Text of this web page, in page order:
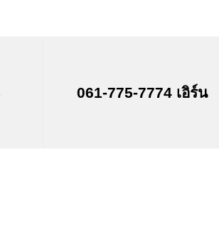
061-775-7774 เอิร์น